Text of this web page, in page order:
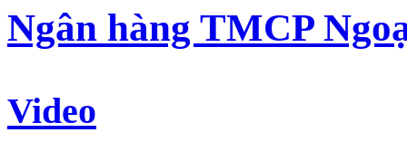
Ngân hàng TMCP
Video